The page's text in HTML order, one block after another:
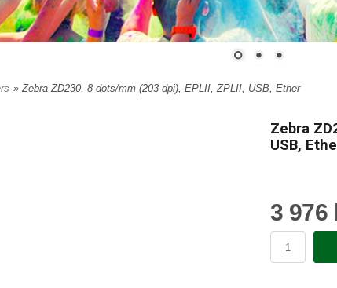
» Zebra ZD230, 8 dots/mm (203 dpi), EPLII, ZPLII, USB, Ether
Zebra
USB,
3 976